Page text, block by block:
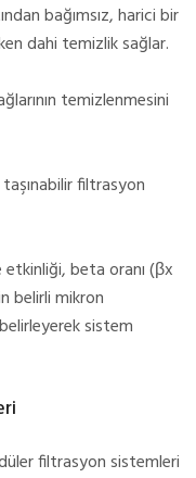
bağımsız, harici bir
dahi temizlik sağlar.
temizlenmesini
filtrasyon
beta oranı (βx
belirli mikron
sistem
filtrasyon sistemleri